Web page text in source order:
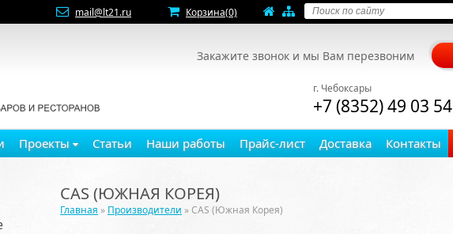
mail@lt21.ru Корзина(0)
Закажите звонок и мы Вам перезвоним
г. Чебоксары
+7 (8352) 49 03 54
Проекты Статьи Наши работы Прайс-лист Доставка Контакты
CAS (ЮЖНАЯ КОРЕЯ)
Главная » Производители » CAS (Южная Корея)